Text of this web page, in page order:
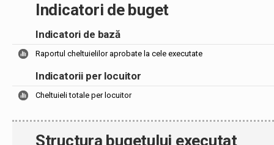
Indicatori de buget
Indicatori de bază
Raportul cheltuielilor aprobate la cele executate
Indicatorii per locuitor
Cheltuieli totale per locuitor
Structura bugetului executat